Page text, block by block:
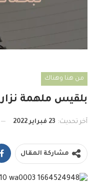
من هنا وهناك
بلقيس ملهمة نزار
آخر تحديث: 23 فبراير 2022
مشاركة المقال